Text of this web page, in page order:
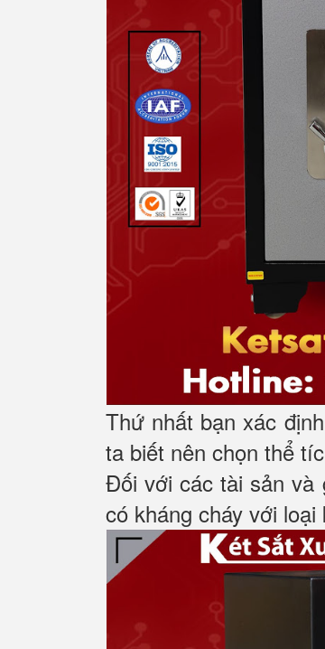
Thứ nhất bạn xác
ta biết nên chọn thể
Đối với các tài sản và
có kháng cháy với